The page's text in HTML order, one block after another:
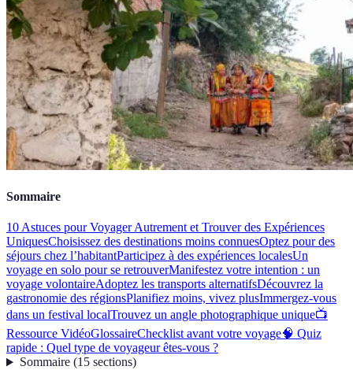
Sommaire
10 Astuces pour Voyager Autrement et Trouver des Expériences
UniquesChoisissez des destinations moins connuesOptez pour des
séjours chez l’habitantParticipez à des expériences localesUn
voyage en solo pour se retrouverManifestez votre intention : un
voyage volontaireAdoptez les transports alternatifsDécouvrez la
gastronomie des régionsPlanifiez moins, vivez plusImmergez-vous
dans un festival localTrouvez un angle photographique unique📺
Ressource VidéoGlossaireChecklist avant votre voyage🧠 Quiz
rapide : Quel type de voyageur êtes-vous ?
Sommaire(15 sections)